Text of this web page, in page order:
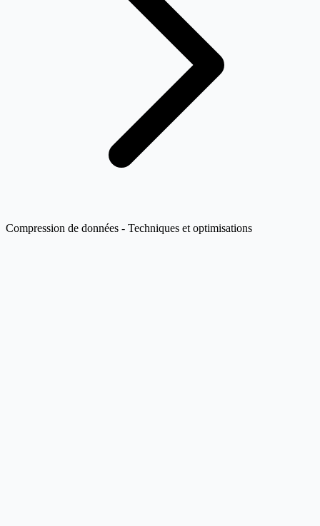
Compression de données - Techniques et optimisations